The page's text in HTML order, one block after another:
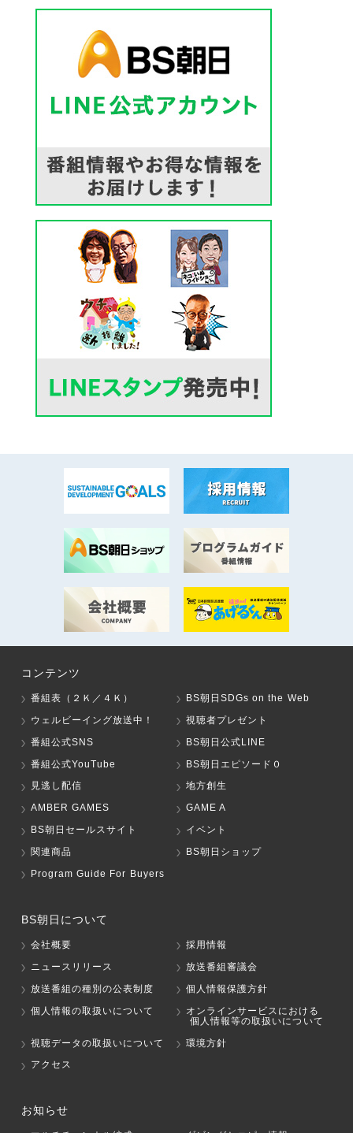
コンテンツ
番組表（２Ｋ／４Ｋ）
BS朝日SDGs on the Web
ウェルビーイング放送中！
視聴者プレゼント
番組公式SNS
BS朝日公式LINE
番組公式YouTube
BS朝日エピソード０
見逃し配信
地方創生
AMBER GAMES
GAME A
BS朝日セールスサイト
イベント
関連商品
BS朝日ショップ
Program Guide For Buyers
BS朝日について
会社概要
採用情報
ニュースリリース
放送番組審議会
放送番組の種別の公表制度
個人情報保護方針
個人情報の取扱いについて
オンラインサービスにおける
個人情報等の取扱いについて
視聴データの取扱いについて
環境方針
アクセス
お知らせ